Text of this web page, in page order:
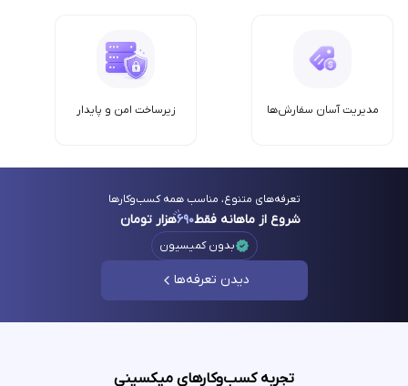
مدیریت آسان سفارش‌ها زیرساخت امن‌ و پایدار
تعرفه‌های متنوع، مناسب همه کسب‌وکارها
شروع از ماهانه فقط۶۹۰هزار تومان
بدون کمیسیون
دیدن تعرفه‌ها
تجربه کسب‌وکارهای میکسینی